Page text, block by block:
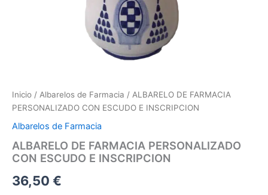
Inicio / Albarelos de Farmacia / ALBARELO DE FARMACIA
PERSONALIZADO CON ESCUDO E INSCRIPCION
Albarelos de Farmacia
ALBARELO DE FARMACIA PERSONALIZADO
CON ESCUDO E INSCRIPCION
36,50 €